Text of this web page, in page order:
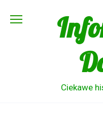
Ciekawe